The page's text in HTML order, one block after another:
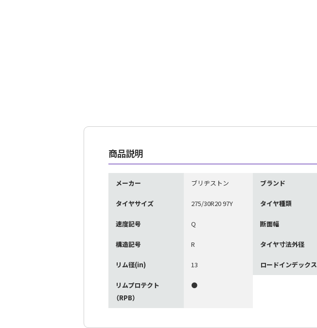
商品説明
メーカー ブリヂストン ブランド
タイヤサイズ 275/30R20 97Y タイヤ種類
速度記号 Q 断面幅
構造記号 R タイヤ寸法外径
リム径(in) 13 ロードインデックス
リムプロテクト
（RPB）
●